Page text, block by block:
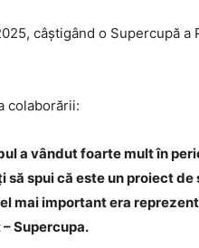
câștigând o Supercupă a
colaborării:
a vândut foarte mult în
spui că este un proiect de
mai important era
Supercupa.